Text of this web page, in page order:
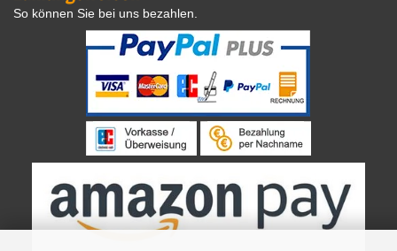
So können Sie bei uns bezahlen.